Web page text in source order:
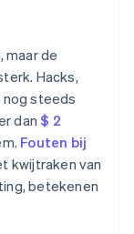
de
Hacks,
steeds
dan$ 2
Fouten bij
kwijtraken van
betekenen